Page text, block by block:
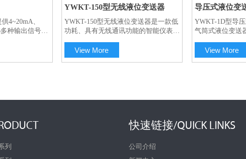
师一对一服务
4~20mA、
种输出信号，
环境。
YWKT-150型无线液位变送器
YWKT-150型无线液位变送器是一款低
功耗、具有无线通讯功能的智能仪表，
的传感器为采集前端，结合成熟的
GPRS网络，实现现场仪表数据到服务
View More
导压式液位变
YWKT-1D型导
气筒式液位变送
直接将其投入到
器部分与信号处
蚀性液体和污水
广泛的应用，
View More
列
快速链接/QUICK LINKS
公司介绍